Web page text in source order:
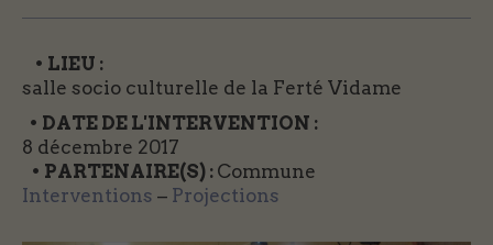
• LIEU :
salle socio culturelle de la Ferté Vidame
• DATE DE L'INTERVENTION :
8 décembre 2017
• PARTENAIRE(S) : Commune
Interventions – Projections